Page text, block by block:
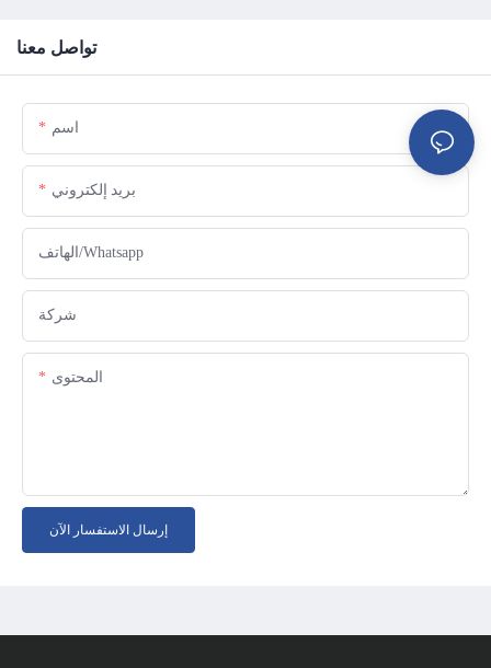
تواصل معنا
اسم
بريد إلكتروني
الهاتف/whatsapp
شركة
المحتوى
إرسال الاستفسار الآن